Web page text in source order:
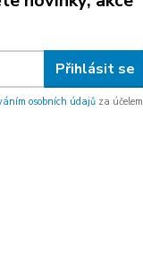
Přihlásit se
osobních údajů za účelem